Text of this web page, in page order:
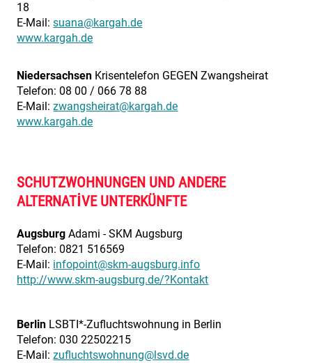
18
E-Mail:suana@kargah.de
www.kargah.de
Niedersachsen Krisentelefon GEGEN Zwangsheirat
Telefon: 08 00 / 066 78 88
E-Mail:zwangsheirat@kargah.de
www.kargah.de
SCHUTZWOHNUNGEN UND ANDERE
ALTERNATIVE UNTERKÜNFTE
Augsburg Adami - SKM Augsburg
Telefon: 0821 516569
E-Mail: infopoint@skm-augsburg.info
http://www.skm-augsburg.de/?Kontakt
Berlin LSBTI*-Zufluchtswohnung in Berlin
Telefon: 030 22502215
E-Mail:zufluchtswohnung@lsvd.de